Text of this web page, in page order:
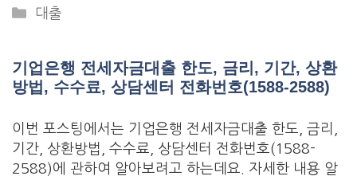
Categories
대출
기업은행 전세자금대출 한도, 금리, 기간, 상환
방법, 수수료, 상담센터 전화번호(1588-2588)
이번 포스팅에서는 기업은행 전세자금대출 한도, 금리,
기간, 상환방법, 수수료, 상담센터 전화번호(1588-
2588)에 관하여 알아보려고 하는데요. 자세한 내용 알